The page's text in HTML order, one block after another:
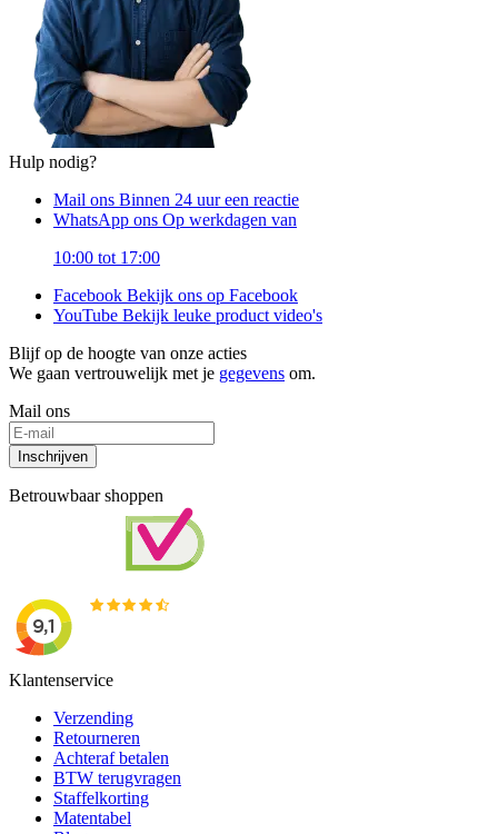
Hulp nodig?
Mail ons Binnen 24 uur een reactie
WhatsApp ons Op werkdagen van
10:00 tot 17:00
Facebook Bekijk ons op Facebook
YouTube Bekijk leuke product video's
Blijf op de hoogte van onze acties
We gaan vertrouwelijk met je gegevens om.
Mail ons
Inschrijven
Betrouwbaar shoppen
Klantenservice
Verzending
Retourneren
Achteraf betalen
BTW terugvragen
Staffelkorting
Matentabel